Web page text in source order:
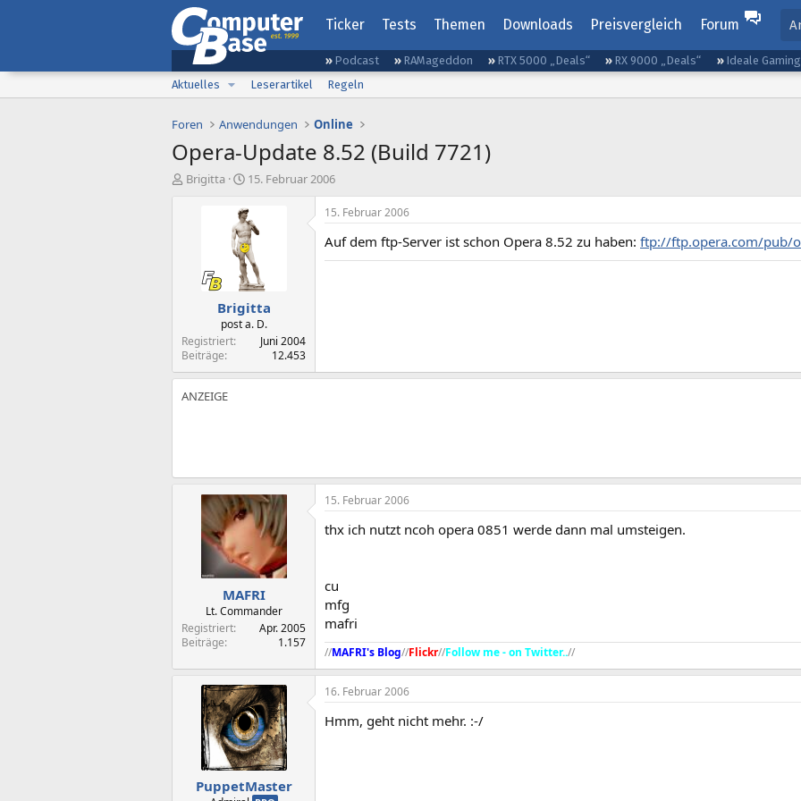
Ticker Tests Themen Downloads Preisvergleich Forum
Podcast RAMageddon RTX 5000 „Deals“ RX 9000 „Deals“ Ideale
Aktuelles
Leserartikel Regeln
Foren Anwendungen Online
Opera-Update 8.52 (Build 7721)
E
Brigitta
E
s
t
e
l
l
t
a
m
15. Februar 2006
Brigitta
post a. D.
Registriert
Juni 2004
Beiträge
12.453
15. Februar 2006
Auf dem ftp-Server ist schon Opera 8.52 zu haben: ftp://ftp.opera.com/pub/
MAFRI
Lt. Commander
Registriert
Apr. 2005
Beiträge
1.157
15. Februar 2006
thx ich nutzt ncoh opera 0851 werde dann mal umsteigen.
cu
mfg
mafri
//MAFRI's Blog//Flickr//Follow me - on Twitter..//​
PuppetMaster
16. Februar 2006
Hmm, geht nicht mehr. :-/